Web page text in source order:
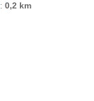
: 0,2 km